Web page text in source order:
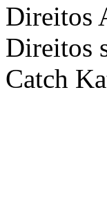
Direitos
Direitos
Catch